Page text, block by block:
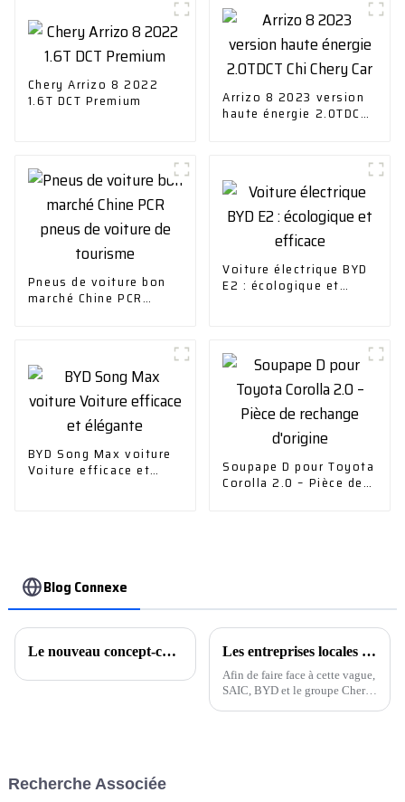
Chery Arrizo 8 2022
1.6T DCT Premium
Arrizo 8 2023 version
haute énergie 2.0TDCT
Pneus de voiture bon
marché Chine PCR
Voiture électrique BYD
E2 : écologique et
BYD Song Max voiture
Voiture efficace et
Soupape D pour Toyota
Corolla 2.0 – Pièce de
Blog Connexe
Le nouveau concept-car de Cadillac explore l'avenir des voitures de performance zéro émission en hommage au 20e anniversaire de la série V Les entreprises locales sont prêtes à se lancer en mer et les exportations de voitures particulières franchiront la barre des 5 millions en 2024
Afin de faire face à cette vague,
SAIC, BYD et le groupe Chery
Recherche Associée